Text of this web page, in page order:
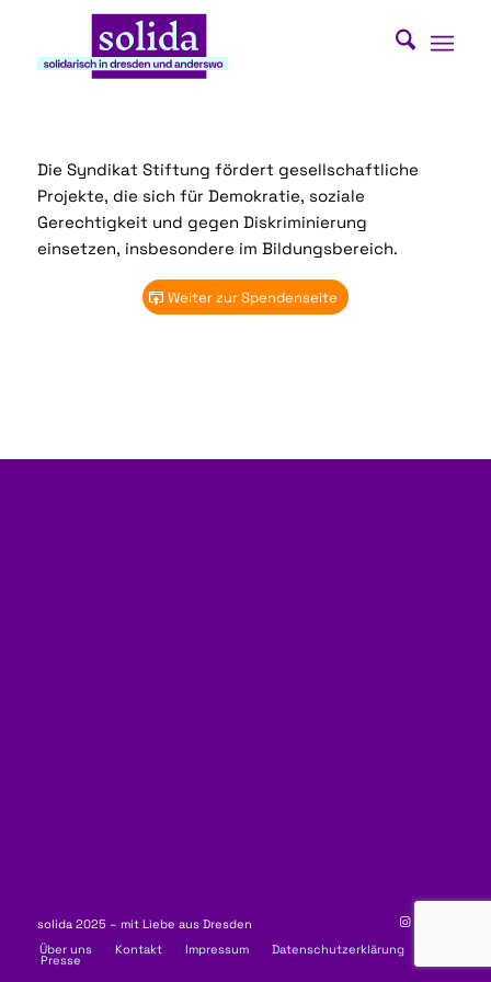
Die Syndikat Stiftung fördert gesellschaftliche
Projekte, die sich für Demokratie, soziale
Gerechtigkeit und gegen Diskriminierung
einsetzen, insbesondere im Bildungsbereich.
Weiter zur Spendenseite
solida 2025 – mit Liebe aus Dresden
Über uns
Kontakt Impressum Datenschutzerklärung
Presse